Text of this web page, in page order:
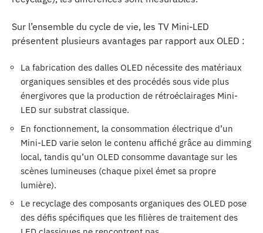
Sur l’ensemble du cycle de vie, les TV Mini-LED
présentent plusieurs avantages par rapport aux OLED :
La fabrication des dalles OLED nécessite des matériaux
organiques sensibles et des procédés sous vide plus
énergivores que la production de rétroéclairages Mini-
LED sur substrat classique.
En fonctionnement, la consommation électrique d’un
Mini-LED varie selon le contenu affiché grâce au dimming
local, tandis qu’un OLED consomme davantage sur les
scènes lumineuses (chaque pixel émet sa propre
lumière).
Le recyclage des composants organiques des OLED pose
des défis spécifiques que les filières de traitement des